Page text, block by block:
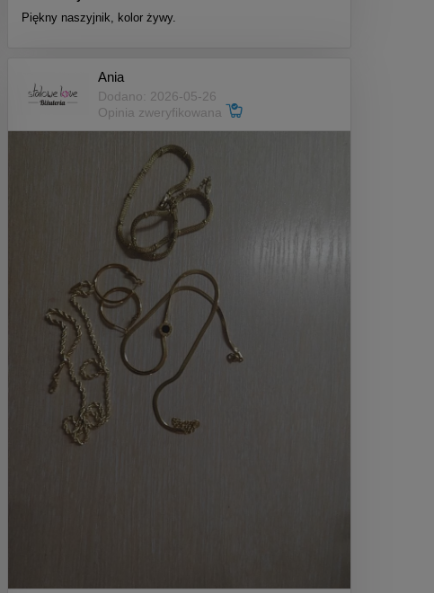
Piękny naszyjnik, kolor żywy.
Ania
Dodano: 2026-05-26
Opinia zweryfikowana